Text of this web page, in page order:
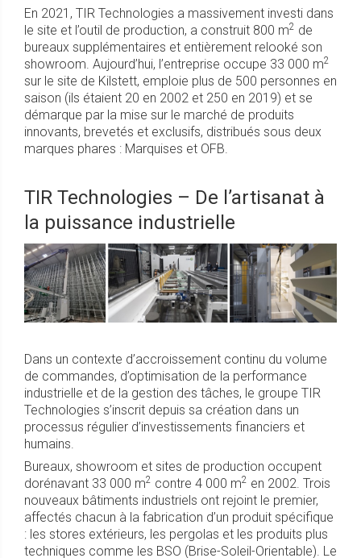
En 2021, TIR Technologies a massivement investi dans
le site et l’outil de production, a construit 800 m2 de
bureaux supplémentaires et entièrement relooké son
showroom. Aujourd’hui, l’entreprise occupe 33 000 m2
sur le site de Kilstett, emploie plus de 500 personnes en
saison (ils étaient 20 en 2002 et 250 en 2019) et se
démarque par la mise sur le marché de produits
innovants, brevetés et exclusifs, distribués sous deux
marques phares : Marquises et OFB.
TIR Technologies – De l’artisanat à
la puissance industrielle
Dans un contexte d’accroissement continu du volume
de commandes, d’optimisation de la performance
industrielle et de la gestion des tâches, le groupe TIR
Technologies s’inscrit depuis sa création dans un
processus régulier d’investissements financiers et
humains.
Bureaux, showroom et sites de production occupent
dorénavant 33 000 m2 contre 4 000 m2 en 2002. Trois
nouveaux bâtiments industriels ont rejoint le premier,
affectés chacun à la fabrication d’un produit spécifique
: les stores extérieurs, les pergolas et les produits plus
techniques comme les BSO (Brise-Soleil-Orientable). Le